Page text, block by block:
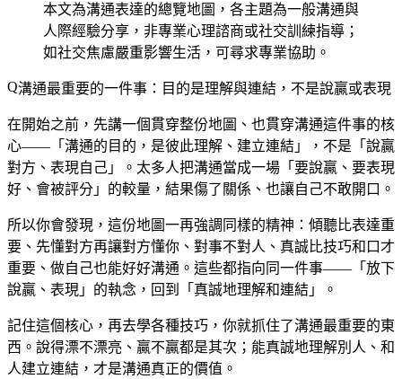
本文為溝通表達的總覽地圖，各主題為一般溝通與
人際經驗分享，非專業心理諮商或社交訓練指導；
如社交焦慮嚴重影響生活，可尋求專業協助。
溝通最重要的一件事：目的是理解與連結，不是說贏或表現
在開始之前，先講一個貫穿整份地圖、也貫穿溝通這件事的核
心——「溝通的目的，是彼此理解、建立連結」，不是「說贏
對方、表現自己」。太多人把溝通當成一場「要說贏、要表現
好、會被評分」的較量，結果傷了關係、也讓自己不敢開口。
所以你會發現，這份地圖一再強調同樣的精神：傾聽比表達重
要、先懂對方再讓對方懂你、對事不對人、真誠比技巧和口才
重要、做自己也能好好溝通。這些都指向同一件事——「放下
說贏、表現」的執念，回到「真誠地理解和連結」。
記住這個核心，再去學各種技巧，你就抓住了溝通最重要的東
西。說得漂不漂亮、贏不贏都是其次；能真誠地理解別人、和
人建立連結，才是溝通真正的價值。